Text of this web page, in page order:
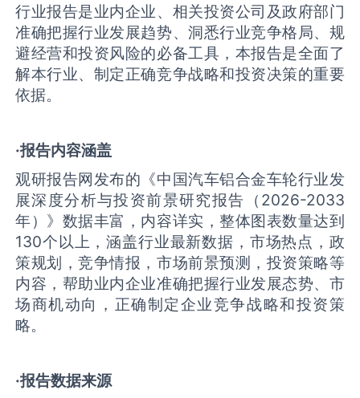
行业报告是业内企业、相关投资公司及政府部门
准确把握行业发展趋势、洞悉行业竞争格局、规
避经营和投资风险的必备工具，本报告是全面了
解本行业、制定正确竞争战略和投资决策的重要
依据。
·报告内容涵盖
观研报告网发布的《中国汽车铝合金车轮行业发
展深度分析与投资前景研究报告（2026-2033
年）》数据丰富，内容详实，整体图表数量达到
130个以上，涵盖行业最新数据，市场热点，政
策规划，竞争情报，市场前景预测，投资策略等
内容，帮助业内企业准确把握行业发展态势、市
场商机动向，正确制定企业竞争战略和投资策
略。
·报告数据来源